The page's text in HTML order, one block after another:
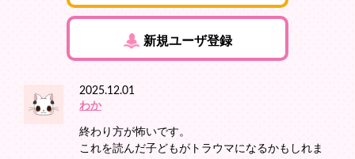
新規ユーザ登録
2025.12.01
わか
終わり方が怖いです。
これを読んだ子どもがトラウマになるかもしれま